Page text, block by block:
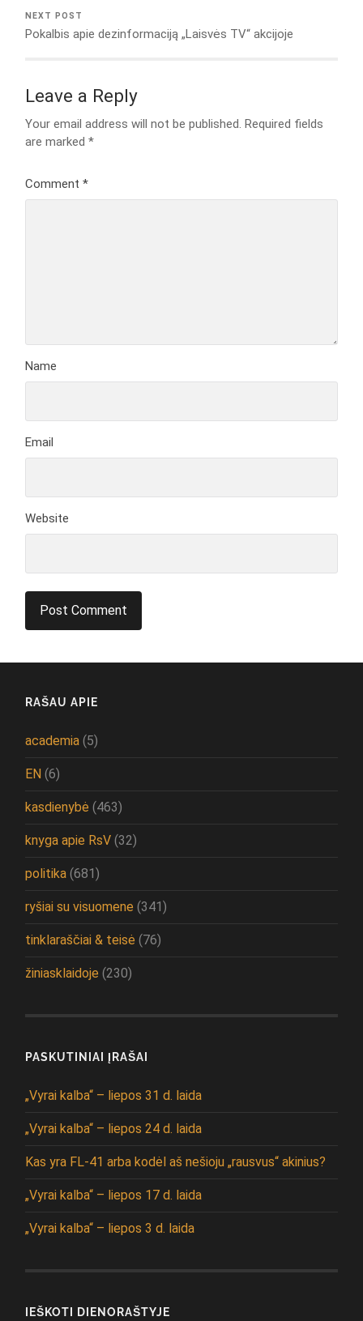
NEXT POST
Pokalbis apie dezinformaciją „Laisvės TV“ akcijoje
Leave a Reply
Your email address will not be published. Required fields
are marked*
Comment*
Name
Email
Website
RAŠAU APIE
academia (5)
EN (6)
kasdienybė (463)
knyga apie RsV (32)
politika (681)
ryšiai su visuomene (341)
tinklaraščiai & teisė (76)
žiniasklaidoje (230)
PASKUTINIAI ĮRAŠAI
„Vyrai kalba“ – liepos 31 d. laida
„Vyrai kalba“ – liepos 24 d. laida
Kas yra FL-41 arba kodėl aš nešioju „rausvus“ akinius?
„Vyrai kalba“ – liepos 17 d. laida
„Vyrai kalba“ – liepos 3 d. laida
IEŠKOTI DIENORAŠTYJE